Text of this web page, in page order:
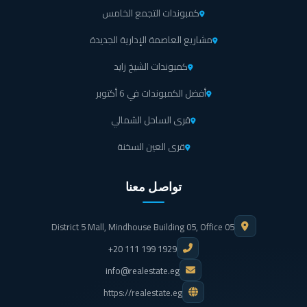
وفي ما تبقى من الفقرة سنوضح السمات الفريدة التي يملك كمبوند ليان صبور:
كبير من الخدمات والمرافق المختلفة.
بين العصرية والذوق الأوروبي العتيق مما يجعلها ايقونة
معمارية غاية في الجمال والرقي.
كما يمثل الغطاء الأخضر الموجود في كمبوند ليان التجمع
الخامس أحد المزايا التي تصنع محيط من المناظر الطبيعية
التي يمتع العين والنفس.
بحيرات صناعية ونوافير خلابة تمد كمبوند ليان التجمع
الخامس فيو رائع يطل عليه جميع الوحدات.
كمبوندات التجمع الخامس
مشاريع العاصمة الإدارية الجديدة
كمبوندات الشيخ زايد
أفضل الكمبوندات في 6 أكتوبر
قرى الساحل الشمالي
قرى العين السخنة
تواصل معنا
District 5 Mall, Mindhouse Building 05, Office 05
+20 111 199 1929
info@realestate.eg
https://realestate.eg